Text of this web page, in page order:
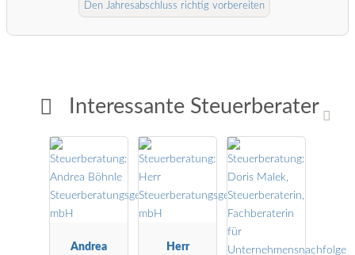
Interessante Steuerberater
Andrea
Herr
Den Jahresabschluss richtig vorbereiten